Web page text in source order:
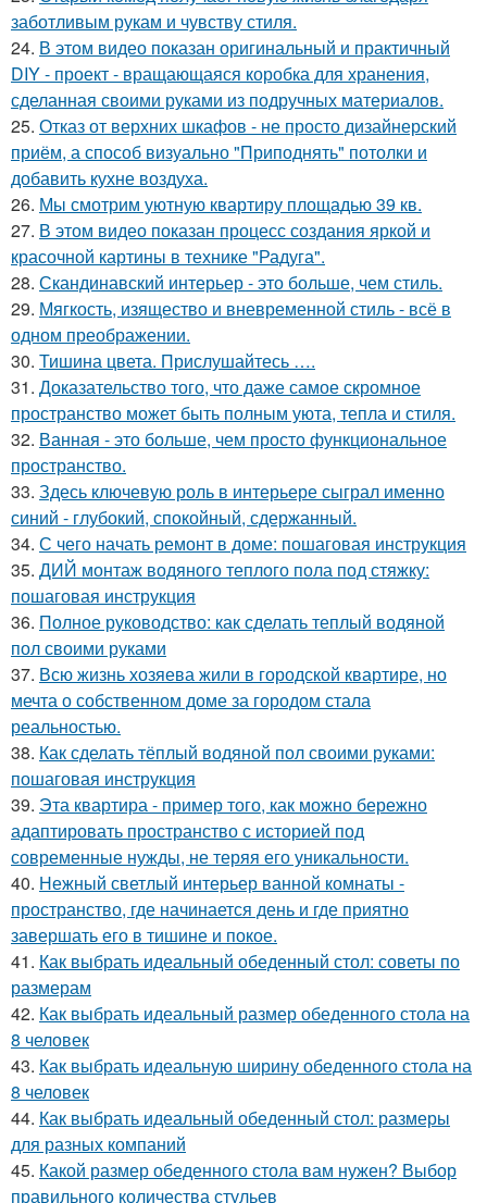
заботливым рукам и чувству стиля.
24. В этом видео показан оригинальный и практичный
DIY - проект - вращающаяся коробка для хранения,
сделанная своими руками из подручных материалов.
25. Отказ от верхних шкафов - не просто дизайнерский
приём, а способ визуально "Приподнять" потолки и
добавить кухне воздуха.
26. Мы смотрим уютную квартиру площадью 39 кв.
27. В этом видео показан процесс создания яркой и
красочной картины в технике "Радуга".
28. Скандинавский интерьер - это больше, чем стиль.
29. Мягкость, изящество и вневременной стиль - всё в
одном преображении.
30. Тишина цвета. Прислушайтесь ….
31. Доказательство того, что даже самое скромное
пространство может быть полным уюта, тепла и стиля.
32. Ванная - это больше, чем просто функциональное
пространство.
33. Здесь ключевую роль в интерьере сыграл именно
синий - глубокий, спокойный, сдержанный.
34. С чего начать ремонт в доме: пошаговая инструкция
35. ДИЙ монтаж водяного теплого пола под стяжку:
пошаговая инструкция
36. Полное руководство: как сделать теплый водяной
пол своими руками
37. Всю жизнь хозяева жили в городской квартире, но
мечта о собственном доме за городом стала
реальностью.
38. Как сделать тёплый водяной пол своими руками:
пошаговая инструкция
39. Эта квартира - пример того, как можно бережно
адаптировать пространство с историей под
современные нужды, не теряя его уникальности.
40. Нежный светлый интерьер ванной комнаты -
пространство, где начинается день и где приятно
завершать его в тишине и покое.
41. Как выбрать идеальный обеденный стол: советы по
размерам
42. Как выбрать идеальный размер обеденного стола на
8 человек
43. Как выбрать идеальную ширину обеденного стола на
8 человек
44. Как выбрать идеальный обеденный стол: размеры
для разных компаний
45. Какой размер обеденного стола вам нужен? Выбор
правильного количества стульев